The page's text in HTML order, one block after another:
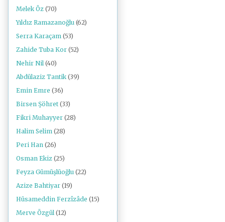
Melek Öz (70)
Yıldız Ramazanoğlu (62)
Serra Karaçam (53)
Zahide Tuba Kor (52)
Nehir Nil (40)
Abdülaziz Tantik (39)
Emin Emre (36)
Birsen Şöhret (33)
Fikri Muhayyer (28)
Halim Selim (28)
Peri Han (26)
Osman Ekiz (25)
Feyza Gümüşlüoğlu (22)
Azize Bahtiyar (19)
Hüsameddin Ferzîzâde (15)
Merve Özgül (12)